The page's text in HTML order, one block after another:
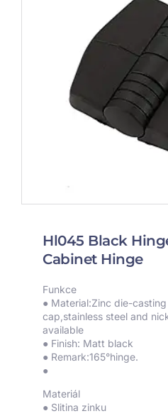
Hl045 Black
Cabinet Hinge
Funkce
● Material:Zinc die-
cap,stainless steel and
available
● Finish: Matt black
● Remark:165°hinge.
●
Materiál
● Slitina zinku